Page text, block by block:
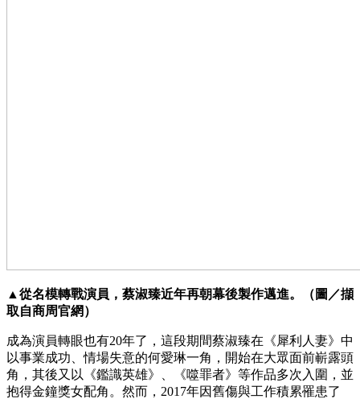
▲從名模轉戰演員，蔡淑臻近年再朝幕後製作邁進。（圖／擷
取自商周官網）
成為演員轉眼也有20年了，這段期間蔡淑臻在《犀利人妻》中
以事業成功、情場失意的何愛琳一角，開始在大眾面前嶄露頭
角，其後又以《鑑識英雄》、《噬罪者》等作品多次入圍，並
抱得金鐘獎女配角。然而，2017年因舊傷與工作積累罹患了